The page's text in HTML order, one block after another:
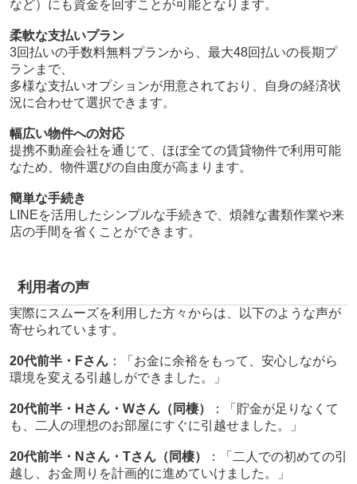
など）にも資金を回すことが可能となります。
柔軟な支払いプラン
3回払いの手数料無料プランから、最大48回払いの長期プ
ランまで、
多様な支払いオプションが用意されており、自身の経済状
況に合わせて選択できます。
幅広い物件への対応
提携不動産会社を通じて、ほぼ全ての賃貸物件で利用可能
なため、物件選びの自由度が高まります。
簡単な手続き
LINEを活用したシンプルな手続きで、煩雑な書類作業や来
店の手間を省くことができます。
利用者の声
実際にスムーズを利用した方々からは、以下のような声が
寄せられています。
20代前半・Fさん：「お金に余裕をもって、安心しながら
環境を変える引越しができました。」
20代前半・Hさん・Wさん（同棲）
：「貯金が足りなくて
も、二人の理想のお部屋にすぐに引越せました。」
20代前半・Nさん・Tさん（同棲）
：「二人での初めての引
越し、お金周りを計画的に進めていけました。」